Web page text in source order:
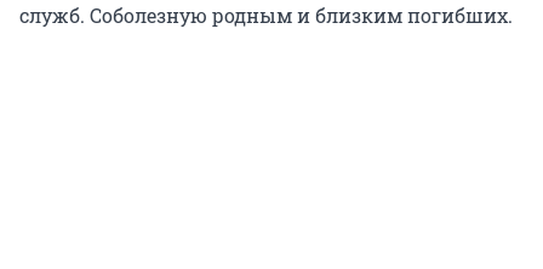
служб. Соболезную родным и близким погибших.